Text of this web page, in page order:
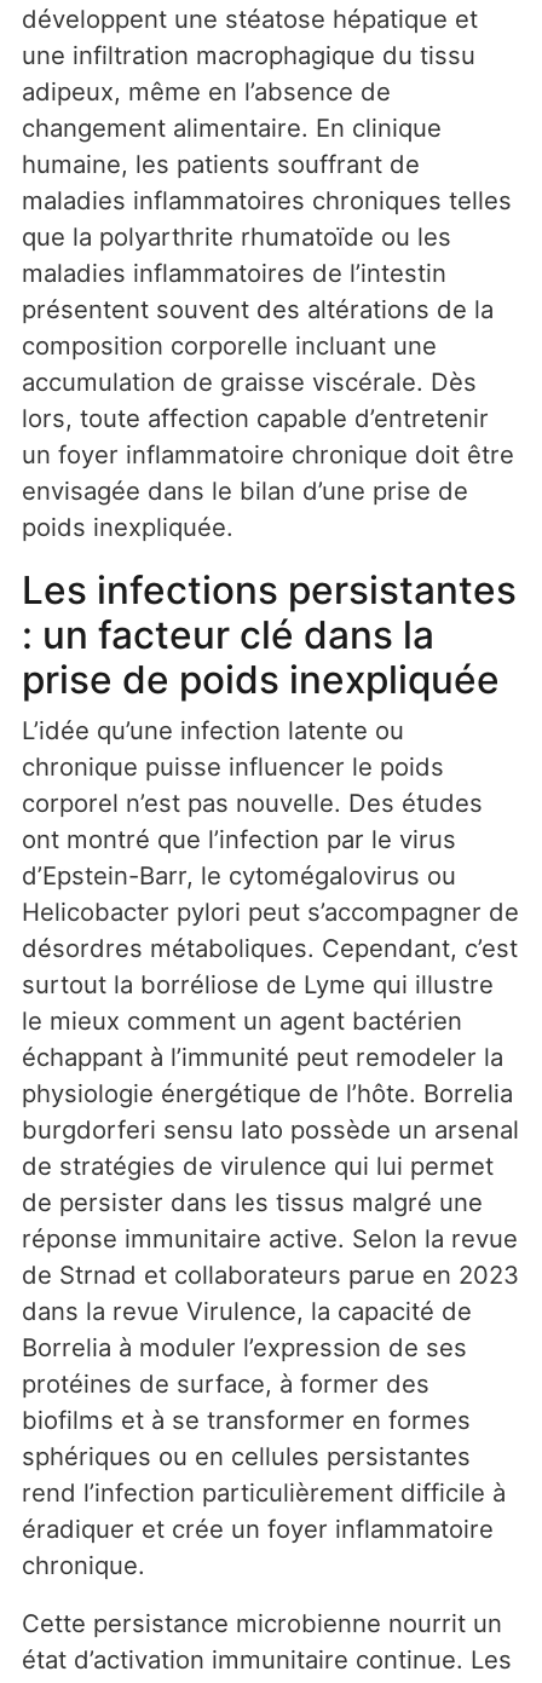
développent une stéatose hépatique et
une infiltration macrophagique du tissu
adipeux, même en l’absence de
changement alimentaire. En clinique
humaine, les patients souffrant de
maladies inflammatoires chroniques telles
que la polyarthrite rhumatoïde ou les
maladies inflammatoires de l’intestin
présentent souvent des altérations de la
composition corporelle incluant une
accumulation de graisse viscérale. Dès
lors, toute affection capable d’entretenir
un foyer inflammatoire chronique doit être
envisagée dans le bilan d’une prise de
poids inexpliquée.
Les infections persistantes
: un facteur clé dans la
prise de poids inexpliquée
L’idée qu’une infection latente ou
chronique puisse influencer le poids
corporel n’est pas nouvelle. Des études
ont montré que l’infection par le virus
d’Epstein-Barr, le cytomégalovirus ou
Helicobacter pylori peut s’accompagner de
désordres métaboliques. Cependant, c’est
surtout la borréliose de Lyme qui illustre
le mieux comment un agent bactérien
échappant à l’immunité peut remodeler la
physiologie énergétique de l’hôte. Borrelia
burgdorferi sensu lato possède un arsenal
de stratégies de virulence qui lui permet
de persister dans les tissus malgré une
réponse immunitaire active. Selon la revue
de Strnad et collaborateurs parue en 2023
dans la revue Virulence, la capacité de
Borrelia à moduler l’expression de ses
protéines de surface, à former des
biofilms et à se transformer en formes
sphériques ou en cellules persistantes
rend l’infection particulièrement difficile à
éradiquer et crée un foyer inflammatoire
chronique.
Cette persistance microbienne nourrit un
état d’activation immunitaire continue. Les